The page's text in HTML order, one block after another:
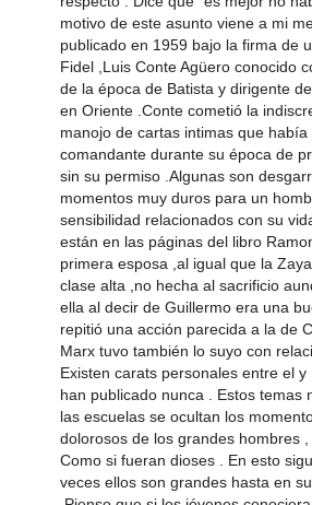
motivo de este asunto viene a mi
publicado en 1959 bajo la firma de
Fidel ,Luis Conte Agüero conocido
de la época de Batista y dirigente
en Oriente .Conte cometió la
manojo de cartas intimas que había
comandante durante su época de
sin su permiso .Algunas son
momentos muy duros para un
sensibilidad relacionados con su
están en las páginas del libro
primera esposa ,al igual que la
clase alta ,no hecha al sacrificio
ella al decir de Guillermo era una
repitió una acción parecida a la de
Marx tuvo también lo suyo con
Existen carats personales entre el
han publicado nunca . Estos temas
las escuelas se ocultan los
dolorosos de los grandes hombres ,
Como si fueran dioses . En esto
veces ellos son grandes hasta en